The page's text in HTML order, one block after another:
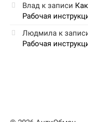
Влад к записи
Рабочая
Людмила к
Рабочая